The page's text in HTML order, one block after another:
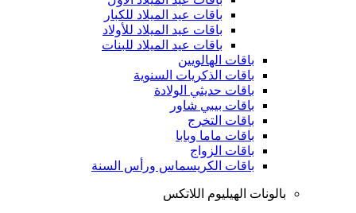
باقات عيد الميلاد للكبار
باقات عيد الميلاد للأولاد
باقات عيد الميلاد للبنات
باقات الهالويين
باقات الذكريات السنوية
باقات حديثي الولادة
باقات بيبي شاور
باقات التخرج
باقات ماما وبابا
باقات الزواج
باقات الكريسماس ورأس السنة
بالونات الهيليوم اللاتكس